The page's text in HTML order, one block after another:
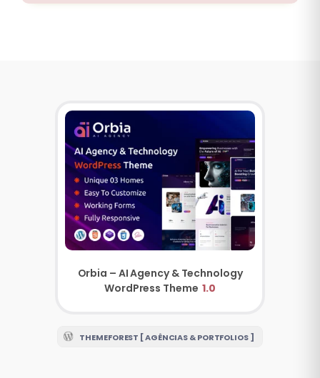
Orbia – AI Agency & Technology
WordPress Theme 1.0
THEMEFOREST [ AGÊNCIAS & PORTFOLIOS ]